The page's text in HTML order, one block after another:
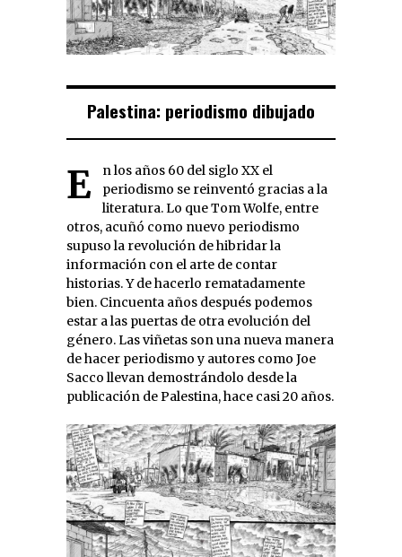
Palestina: periodismo dibujado
En los años 60 del siglo XX el
periodismo se reinventó gracias a la
literatura. Lo que Tom Wolfe, entre
otros, acuñó como nuevo periodismo
supuso la revolución de hibridar la
información con el arte de contar
historias. Y de hacerlo rematadamente
bien. Cincuenta años después podemos
estar a las puertas de otra evolución del
género. Las viñetas son una nueva manera
de hacer periodismo y autores como Joe
Sacco llevan demostrándolo desde la
publicación de Palestina, hace casi 20 años.